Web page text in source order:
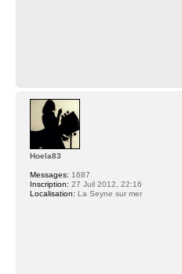
Hoela83
Messages: 1687
Inscription: 27 Juil 2012, 22:16
Localisation: La Seyne sur mer